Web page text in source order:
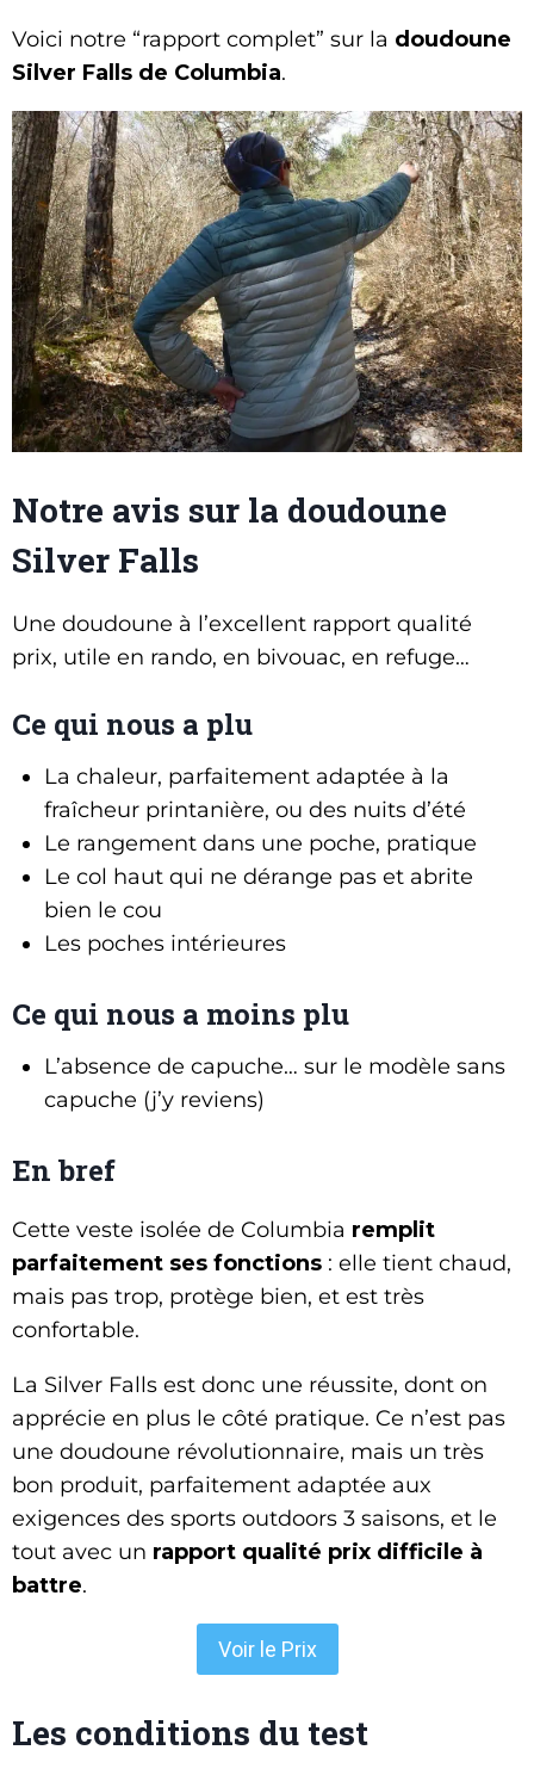
Voici notre “rapport complet” sur la doudoune
Silver Falls de Columbia.
Notre avis sur la doudoune
Silver Falls
Une doudoune à l’excellent rapport qualité
prix, utile en rando, en bivouac, en refuge…
Ce qui nous a plu
La chaleur, parfaitement adaptée à la
fraîcheur printanière, ou des nuits d’été
Le rangement dans une poche, pratique
Le col haut qui ne dérange pas et abrite
bien le cou
Les poches intérieures
Ce qui nous a moins plu
L’absence de capuche… sur le modèle sans
capuche (j’y reviens)
En bref
Cette veste isolée de Columbia remplit
parfaitement ses fonctions : elle tient chaud,
mais pas trop, protège bien, et est très
confortable.
La Silver Falls est donc une réussite, dont on
apprécie en plus le côté pratique. Ce n’est pas
une doudoune révolutionnaire, mais un très
bon produit, parfaitement adaptée aux
exigences des sports outdoors 3 saisons, et le
tout avec un rapport qualité prix difficile à
battre.
Voir le Prix
Les conditions du test